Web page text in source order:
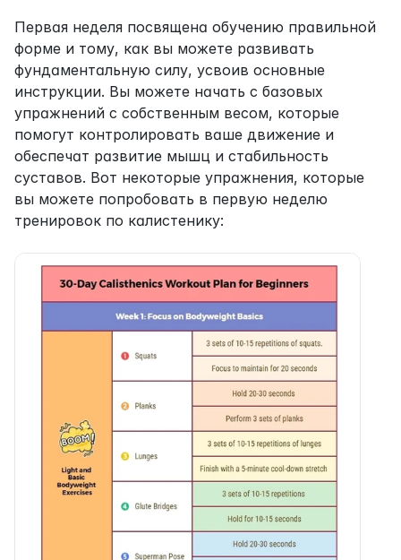
Первая неделя посвящена обучению правильной
форме и тому, как вы можете развивать
фундаментальную силу, усвоив основные
инструкции. Вы можете начать с базовых
упражнений с собственным весом, которые
помогут контролировать ваше движение и
обеспечат развитие мышц и стабильность
суставов. Вот некоторые упражнения, которые
вы можете попробовать в первую неделю
тренировок по калистенику: